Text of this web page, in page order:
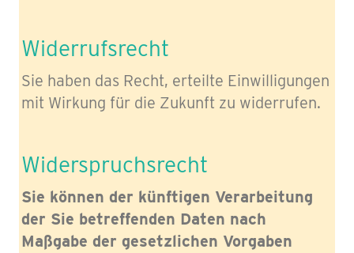
Widerrufsrecht
Sie haben das Recht, erteilte Einwilligungen
mit Wirkung für die Zukunft zu widerrufen.
Widerspruchsrecht
Sie können der künftigen Verarbeitung
der Sie betreffenden Daten nach
Maßgabe der gesetzlichen Vorgaben